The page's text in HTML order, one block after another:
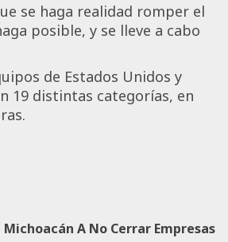
se haga realidad romper el
posible, y se lleve a cabo
de Estados Unidos y
19 distintas categorías, en
A No Cerrar Empresas